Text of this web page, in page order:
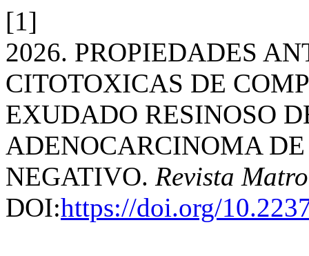
[1]
2026. PROPIEDADES
CITOTOXICAS DE
EXUDADO RESINOSO
ADENOCARCINOMA
NEGATIVO. Revista
DOI:https://doi.org/